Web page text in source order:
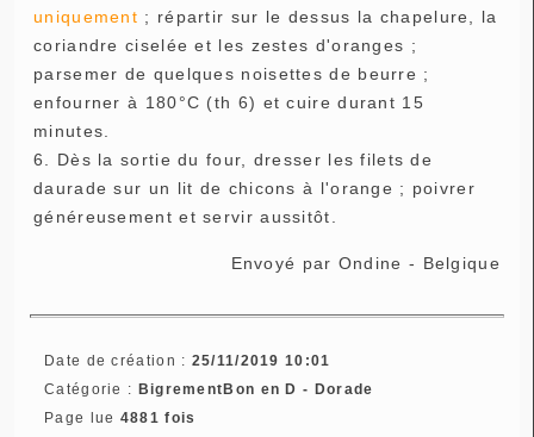
uniquement ; répartir sur le dessus la chapelure, la
coriandre ciselée et les zestes d'oranges ;
parsemer de quelques noisettes de beurre ;
enfourner à 180°C (th 6) et cuire durant 15
minutes.
6. Dès la sortie du four, dresser les filets de
daurade sur un lit de chicons à l'orange ; poivrer
généreusement et servir aussitôt.
Envoyé par Ondine - Belgique
Date de création : 25/11/2019 10:01
Catégorie : BigrementBon en D - Dorade
Page lue 4881 fois